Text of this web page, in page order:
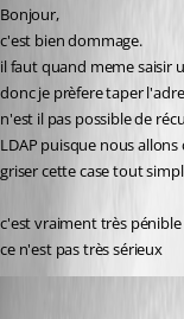
Bonjour,
c'est bien dommage.
il faut quand meme saisir
donc je prèfere taper
n'est il pas possible de
LDAP puisque nous
griser cette case tout
c'est vraiment très
ce n'est pas très sérieux